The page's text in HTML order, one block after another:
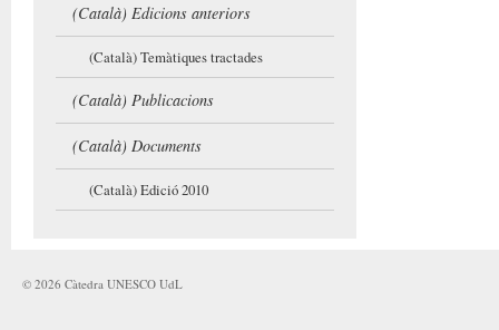
(Català) Edicions anteriors
(Català) Temàtiques tractades
(Català) Publicacions
(Català) Documents
(Català) Edició 2010
© 2026 Càtedra UNESCO UdL